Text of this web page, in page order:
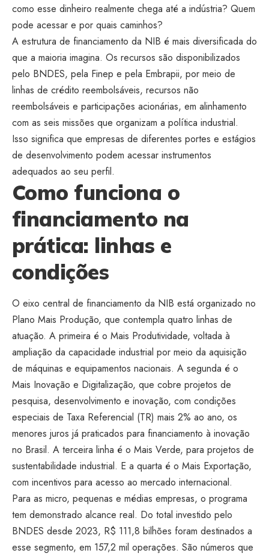
como esse dinheiro realmente chega até a indústria? Quem
pode acessar e por quais caminhos?
A estrutura de financiamento da NIB é mais diversificada do
que a maioria imagina. Os recursos são disponibilizados
pelo BNDES, pela Finep e pela Embrapii, por meio de
linhas de crédito reembolsáveis, recursos não
reembolsáveis e participações acionárias, em alinhamento
com as seis missões que organizam a política industrial.
Isso significa que empresas de diferentes portes e estágios
de desenvolvimento podem acessar instrumentos
adequados ao seu perfil.
Como funciona o
financiamento na
prática: linhas e
condições
O eixo central de financiamento da NIB está organizado no
Plano Mais Produção, que contempla quatro linhas de
atuação. A primeira é o Mais Produtividade, voltada à
ampliação da capacidade industrial por meio da aquisição
de máquinas e equipamentos nacionais. A segunda é o
Mais Inovação e Digitalização, que cobre projetos de
pesquisa, desenvolvimento e inovação, com condições
especiais de Taxa Referencial (TR) mais 2% ao ano, os
menores juros já praticados para financiamento à inovação
no Brasil. A terceira linha é o Mais Verde, para projetos de
sustentabilidade industrial. E a quarta é o Mais Exportação,
com incentivos para acesso ao mercado internacional.
Para as micro, pequenas e médias empresas, o programa
tem demonstrado alcance real. Do total investido pelo
BNDES desde 2023, R$ 111,8 bilhões foram destinados a
esse segmento, em 157,2 mil operações. São números que